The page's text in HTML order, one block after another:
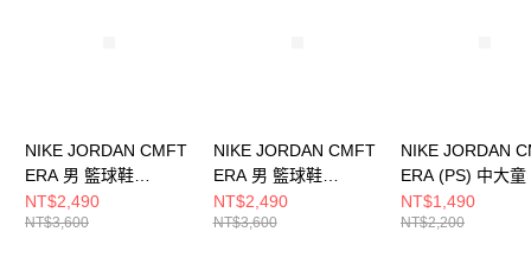
NIKE JORDAN CMFT
ERA 男 籃球鞋
HJ6777400
NT$2,490
NT$3,600
NIKE JORDAN CMFT
ERA 男 籃球鞋
HJ6777200
NT$2,490
NT$3,600
NIKE JORDAN
ERA (PS) 中大童
鞋 HQ0507101
NT$1,490
NT$2,200